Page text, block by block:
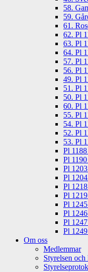
58.
59.
61.
62. Pl
63. Pl
64. Pl
57. Pl
56. Pl
49. Pl
51. Pl
50. Pl
60. Pl
55. Pl
54. Pl
52. Pl
53. Pl
Pl
Pl
Pl 1203
Pl
Pl
Pl
Pl
Pl
Pl
Pl
Om oss
Medlemmar
Styrelsen